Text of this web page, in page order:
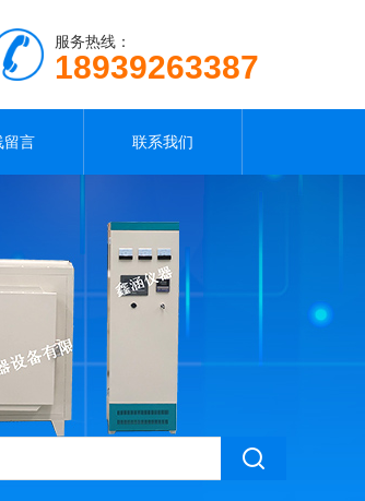
服务热线：
18939263387
留言 联系我们